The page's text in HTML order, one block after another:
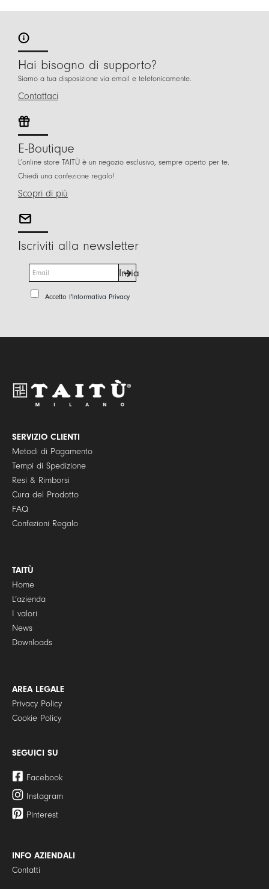
Hai bisogno di supporto?
Siamo a tua disposizione via email e telefonicamente.
Contattaci
E-Boutique
L’online store TAITÙ è un negozio esclusivo, sempre aperto per te.
Chiedi una confezione regalo!
Scopri di più
Iscriviti alla newsletter
m
a
P
o
y
*
Accetto l'Informativa Privacy
Invia
SERVIZIO CLIENTI
Metodi di Pagamento
Tempi di Spedizione
Resi & Rimborsi
Cura del Prodotto
FAQ
Confezioni Regalo
TAITÙ
Home
L’azienda
I valori
News
Downloads
AREA LEGALE
Privacy Policy
Cookie Policy
SEGUICI SU
Facebook
Instagram
Pinterest
INFO AZIENDALI
Contatti